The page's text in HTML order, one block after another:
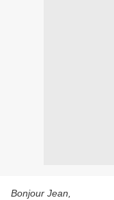
Bonjour Jean,